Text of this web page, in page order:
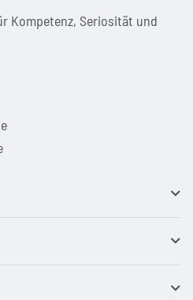
Kom­pe­tenz, Seri­osi­tät und